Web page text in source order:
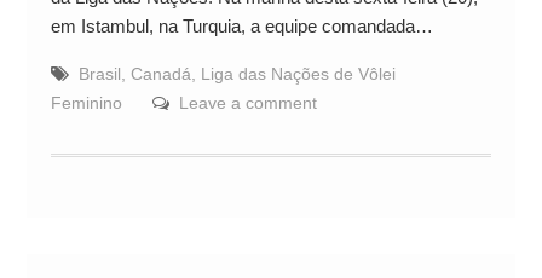
em Istambul, na Turquia, a equipe comandada…
Brasil Canadá
Liga das Nações de Vôlei
Feminino
Leave a comment